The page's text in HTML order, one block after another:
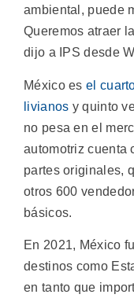
ambiental, puede
Queremos atraer
dijo a IPS desde
México esel
livianos y quinto
no pesa en el
automotriz cuenta
partes originales,
otros 600
básicos.
En 2021, México
destinos como
en tanto que